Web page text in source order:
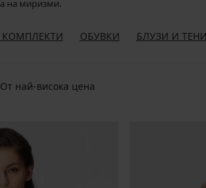
на миризми.
ОБУВКИ БЛУЗИ И
От най-висока цена